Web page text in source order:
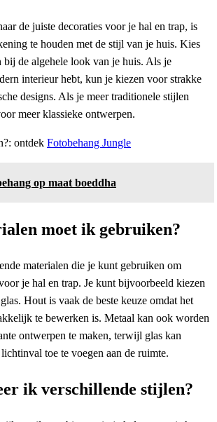
de juiste decoraties voor je hal en trap, is
te houden met de stijl van je huis. Kies
bij de algehele look van je huis. Als je
interieur hebt, kun je kiezen voor strakke
designs. Als je meer traditionele stijlen
meer klassieke ontwerpen.
ontdek Fotobehang Jungle
op maat boeddha
moet ik gebruiken?
materialen die je kunt gebruiken om
je hal en trap. Je kunt bijvoorbeeld kiezen
Hout is vaak de beste keuze omdat het
te bewerken is. Metaal kan ook worden
ontwerpen te maken, terwijl glas kan
toe te voegen aan de ruimte.
ik verschillende stijlen?